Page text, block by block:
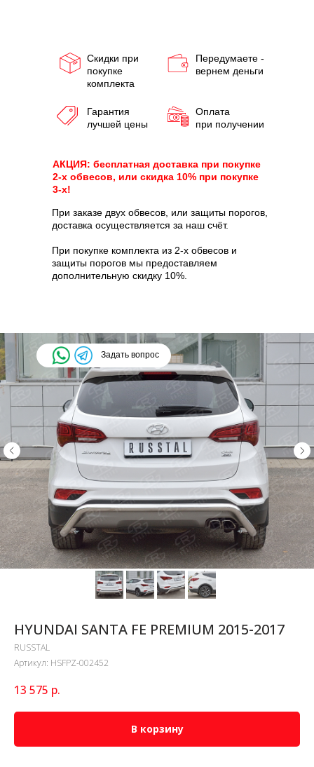
Скидки при
покупке
комплекта
Передумаете -
вернем деньги
Гарантия
лучшей цены
Оплата
при получении
АКЦИЯ: бесплатная доставка при покупке
2-х обвесов, или скидка 10% при покупке
3-х!
При заказе двух обвесов, или защиты порогов,
доставка осуществляется за наш счёт.
При покупке комплекта из 2-х обвесов и
защиты порогов мы предоставляем
дополнительную скидку 10%.
Задать вопрос
HYUNDAI SANTA FE PREMIUM 2015-2017
RUSSTAL
Артикул: HSFPZ-002452
13 575 р.
В корзину